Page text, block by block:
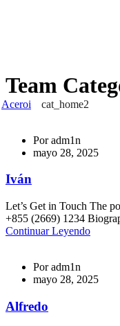
Team
Aceroi cat_home2
Poradm1n
mayo 28, 2025
Iván
Let’s Get in Touch The
+855 (2669) 1234
Continuar Leyendo
Poradm1n
mayo 28, 2025
Alfredo